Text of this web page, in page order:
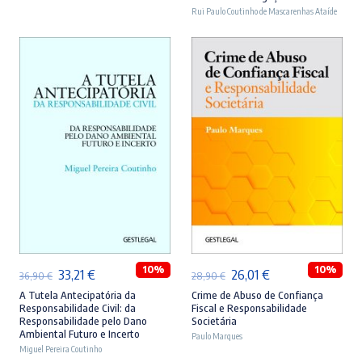
Rui Paulo Coutinho de Mascarenhas Ataíde
36,90€ O
preço
original
era:
33,21 €O
preço
atual
é:
10%
A Tutela Antecipatória da
Responsabilidade Civil: da
Responsabilidade pelo Dano
Ambiental Futuro e Incerto
Miguel Pereira Coutinho
ADICIONAR
28,90€ O
preço
original
era:
26,01 €O
preço
atual
10%
Crime de Abuso de Confiança
Fiscal e Responsabilidade
Societária
Paulo Marques